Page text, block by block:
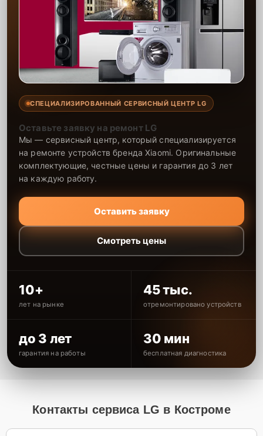
СПЕЦИАЛИЗИРОВАННЫЙ СЕРВИСНЫЙ ЦЕНТР LG
Оставьте заявку на ремонт LG
Мы — сервисный центр, который специализируется
на ремонте устройств бренда Xiaomi. Оригинальные
комплектующие, честные цены и гарантия до 3 лет
на каждую работу.
Оставить заявку
Смотреть цены
10+
лет на рынке
45 тыс.
отремонтировано устройств
до 3 лет
гарантия на работы
30 мин
бесплатная диагностика
Контакты сервиса LG в Костроме